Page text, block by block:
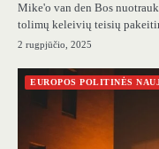
Mike'o van den Bos
tolimų keleivių teisių
2 rugpjūčio, 2025
EUROPOS POLITINĖS